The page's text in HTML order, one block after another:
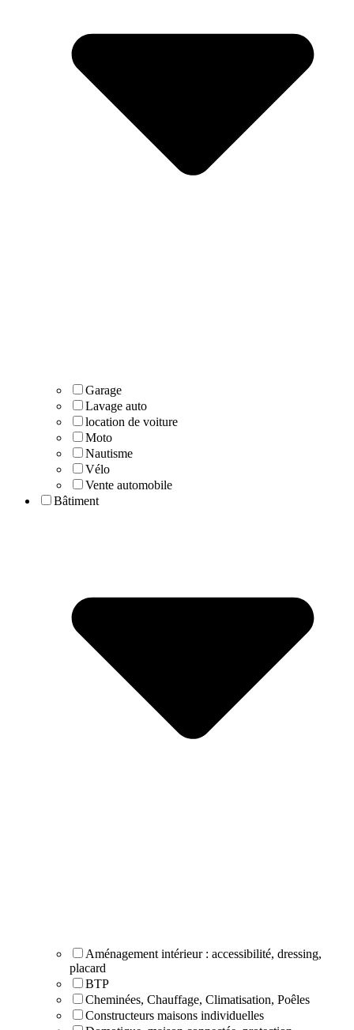
Garage
Lavage auto
location de voiture
Moto
Nautisme
Vélo
Vente automobile
Bâtiment
Aménagement intérieur : accessibilité, dressing,
placard
BTP
Cheminées, Chauffage, Climatisation, Poêles
Constructeurs maisons individuelles